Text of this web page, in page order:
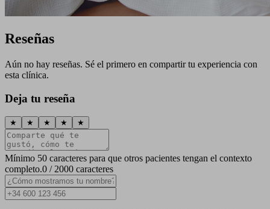
Reseñas
Aún no hay reseñas. Sé el primero en compartir tu experiencia con
esta clínica.
Deja tu reseña
★ ★ ★ ★ ★
Mínimo 50 caracteres para que otros pacientes tengan el contexto
completo.0 / 2000 caracteres